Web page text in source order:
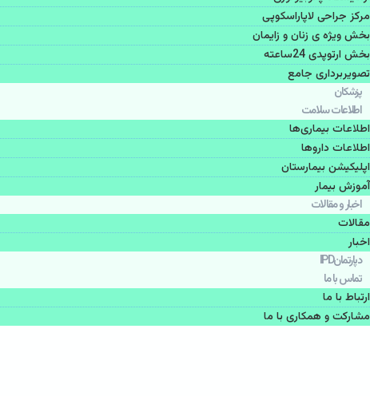
مرکز جراحی لاپاراسکوپی
بخش ویژه ی زنان و زایمان
بخش ارتوپدی 24ساعته
تصویربرداری جامع
پزشكان
اطلاعات سلامت
اطلاعات بیماری‌ها
اطلاعات دارو‌ها
اپليكيشن بيمارستان
آموزش بیمار
اخبار و مقالات
مقالات
اخبار
دپارتمانIPD
تماس با ما
ارتباط با ما
مشاركت و همكاری با ما